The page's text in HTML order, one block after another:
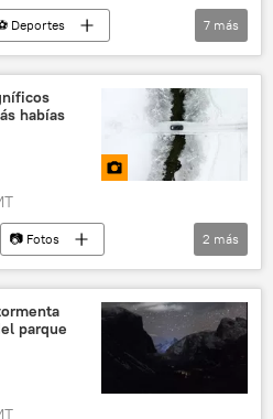
Deportes
Baikal
7 más
habías
📷 Fotos
2 más
parque